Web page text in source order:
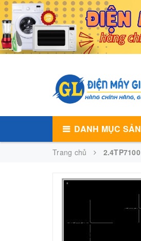
DANH MỤC
Trang chủ